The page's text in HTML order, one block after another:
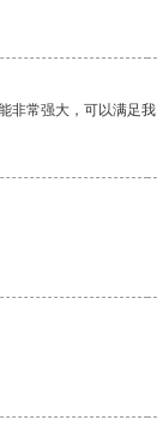
常强大，可以满足